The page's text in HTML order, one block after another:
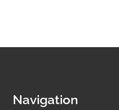
Navigation